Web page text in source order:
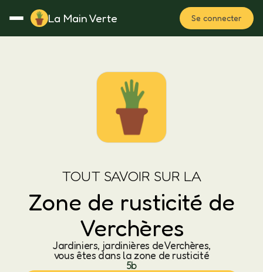
La Main Verte Se connecter
Notes Fertilisation
TOUT SAVOIR SUR LA
Zone de rusticité de
Verchères
Jardiniers, jardinières de Verchères,
vous êtes dans la zone de rusticité
5b